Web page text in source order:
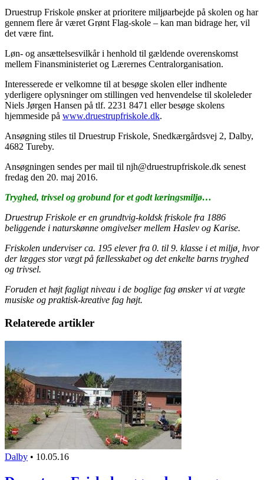
Druestrup Friskole ønsker at prioritere miljøarbejde på skolen og har
gennem flere år været Grønt Flag-skole – kan man bidrage her, vil
det være fint.
Løn- og ansættelsesvilkår i henhold til gældende overenskomst
mellem Finansministeriet og Lærernes Centralorganisation.
Interesserede er velkomne til at besøge skolen eller indhente
yderligere oplysninger om stillingen ved henvendelse til skoleleder
Niels Jørgen Hansen på tlf. 2231 8471 eller besøge skolens
hjemmeside på www.druestrupfriskole.dk.
Ansøgning stiles til Druestrup Friskole, Snedkærgårdsvej 2, Dalby,
4682 Tureby.
Ansøgningen sendes per mail til njh@druestrupfriskole.dk senest
fredag den 20. maj 2016.
Tryghed, trivsel og grobund for et godt læringsmiljø…
Druestrup Friskole er en grundtvig-koldsk friskole fra 1886
beliggende i naturskønne omgivelser mellem Haslev og Karise.
Friskolen underviser ca. 195 elever fra 0. til 9. klasse i et miljø, hvor
der lægges stor vægt på fællesskabet og det enkelte barns tryghed
og trivsel.
Foruden et højt fagligt niveau i de boglige fag ønsker vi at vægte
musiske og praktisk-kreative fag højt.
Relaterede artikler
Dalby • 10.05.16